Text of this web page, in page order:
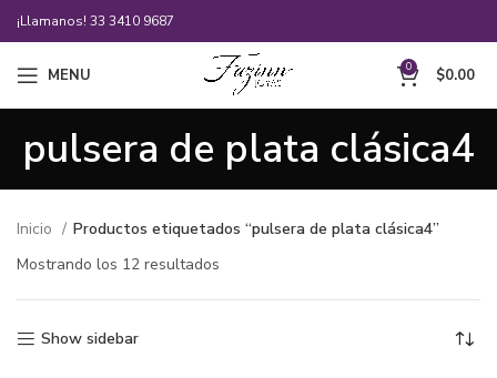
¡Llamanos! 33 3410 9687
MENU 0 $0.00
pulsera de plata clásica4
Inicio
Productos etiquetados “pulsera de plata clásica4”
Mostrando los 12 resultados
Show sidebar